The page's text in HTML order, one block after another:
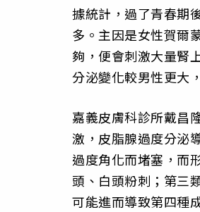
據統計，過了青春期
多。主因是女性賀爾
夠，便會刺激大量腎
分泌變化較男性更大
嘉義皮膚科診所戴昌
激，皮脂腺過度分泌
過度角化而堵塞，而
頭、白頭粉刺；第三
可能進而導致第四種